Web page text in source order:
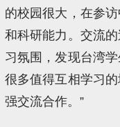
的校园很大，在参
和科研能力。交流
习氛围，发现台湾
很多值得互相学习
强交流合作。”